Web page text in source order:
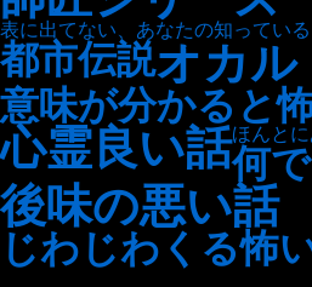
表に出てない、あなたの知ってい
都市伝説オカル
意味が分かると
心霊良い話ほんと
何
後味の悪い話
じわじわくる怖